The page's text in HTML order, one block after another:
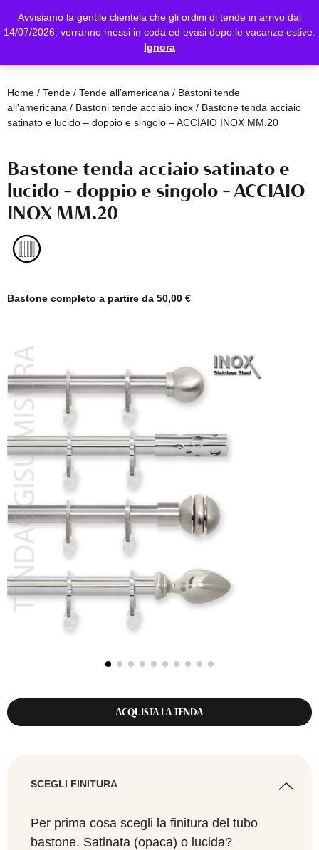
Avvisiamo la gentile clientela che gli ordini di tende in arrivo dal
14/07/2026, verranno messi in coda ed evasi dopo le vacanze estive.
Ignora
Home/ Tende/ Tende all'americana / Bastoni tende
all'americana / Bastoni tende acciaio inox/ Bastone tenda acciaio
satinato e lucido – doppio e singolo – ACCIAIO INOX MM.20
Bastone tenda acciaio satinato e
lucido – doppio e singolo – ACCIAIO
INOX MM.20
Bastone completo a partire da 50,00 €
ACQUISTA LA TENDA
SCEGLI FINITURA
Per prima cosa scegli la finitura del tubo
bastone. Satinata (opaca) o lucida?